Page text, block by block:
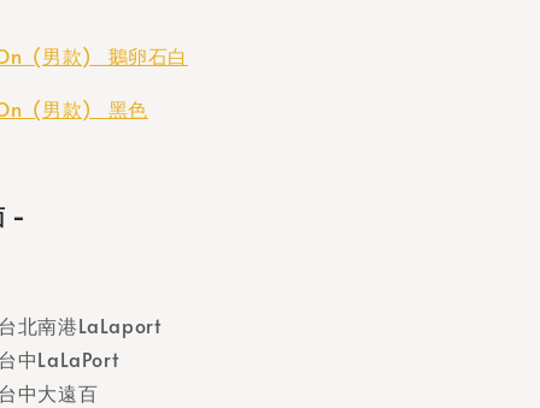
(男款)   鵝卵石白
(男款)   黑色
-
北南港LaLaport
中LaLaPort
中大遠百